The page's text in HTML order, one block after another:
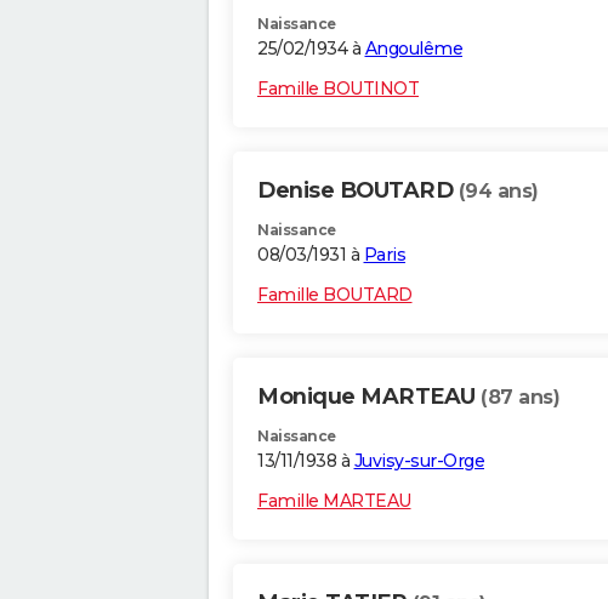
Naissance
25/02/1934 à Angoulême
Famille BOUTINOT
Denise BOUTARD (94 ans)
Naissance
08/03/1931 à Paris
Famille BOUTARD
Monique MARTEAU (87 ans)
Naissance
13/11/1938 à Juvisy-sur-Orge
Famille MARTEAU